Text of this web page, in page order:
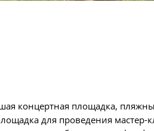
концертная площадка,
для проведения мастер-